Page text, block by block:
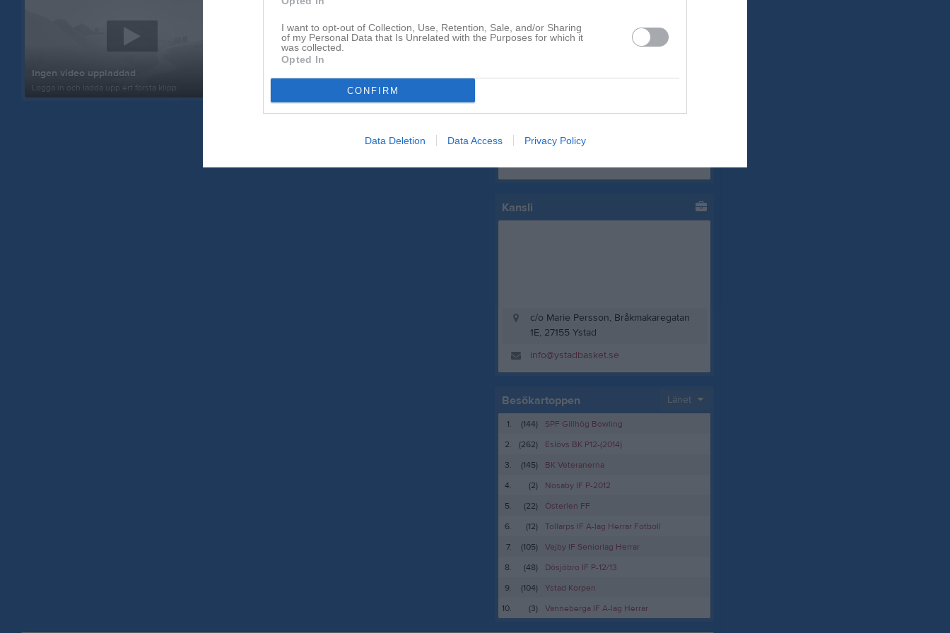
I want to opt-out of Collection, Use, Retention, Sale, and/or Sharing
of my Personal Data that Is Unrelated with the Purposes for which it
was collected.
Opted In
CONFIRM
Data Deletion Data Access Privacy Policy
Ingen video uppladdad
Logga in och ladda upp ert första klipp
Inget album finns skapat
Facebook
Kansli
c/o Marie Persson, Bråkmakaregatan
1E, 27155 Ystad
info@ystadbasket.se
Besökartoppen Länet
1. (144)
SPF Gillhög Bowling
2.
(262)
Eslövs BK P12-(2014)
3.
(145)
BK Veteranerna
4.
(2)
Nosaby IF P-2012
5.
(22)
Österlen FF
6.
(12)
Tollarps IF A-lag Herrar Fotboll
7.
(105)
Vejby IF Seniorlag Herrar
8.
(48)
Dösjöbro IF P-12/13
9.
(104)
Ystad Korpen
10.
(3) Vanneberga IF A-lag Herrar